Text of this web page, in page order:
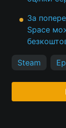
За
Space
Steam